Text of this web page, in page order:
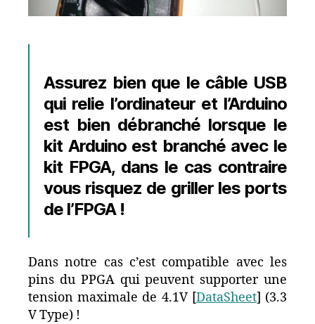
Assurez bien que le câble USB
qui relie l’ordinateur et l’Arduino
est bien débranché lorsque le
kit Arduino est branché avec le
kit FPGA, dans le cas contraire
vous risquez de griller les ports
de l’FPGA !
Dans notre cas c’est compatible avec les
pins du PPGA qui peuvent supporter une
tension maximale de 4.1V [DataSheet] (3.3
V Type) !